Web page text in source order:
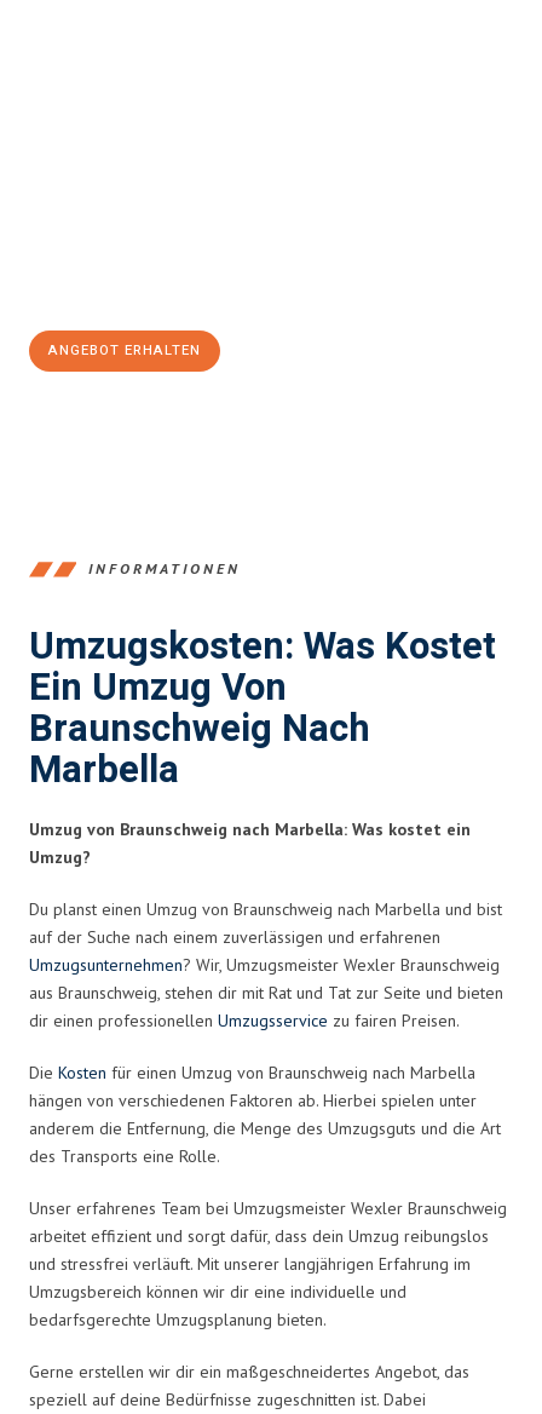
ANGEBOT ERHALTEN
INFORMATIONEN
Umzugskosten: Was Kostet
Ein Umzug Von
Braunschweig Nach
Marbella
Umzug von Braunschweig nach Marbella: Was kostet ein
Umzug?
Du planst einen Umzug von Braunschweig nach Marbella und bist
auf der Suche nach einem zuverlässigen und erfahrenen
Umzugsunternehmen? Wir, Umzugsmeister Wexler Braunschweig
aus Braunschweig, stehen dir mit Rat und Tat zur Seite und bieten
dir einen professionellen Umzugsservice zu fairen Preisen.
Die Kosten für einen Umzug von Braunschweig nach Marbella
hängen von verschiedenen Faktoren ab. Hierbei spielen unter
anderem die Entfernung, die Menge des Umzugsguts und die Art
des Transports eine Rolle.
Unser erfahrenes Team bei Umzugsmeister Wexler Braunschweig
arbeitet effizient und sorgt dafür, dass dein Umzug reibungslos
und stressfrei verläuft. Mit unserer langjährigen Erfahrung im
Umzugsbereich können wir dir eine individuelle und
bedarfsgerechte Umzugsplanung bieten.
Gerne erstellen wir dir ein maßgeschneidertes Angebot, das
speziell auf deine Bedürfnisse zugeschnitten ist. Dabei